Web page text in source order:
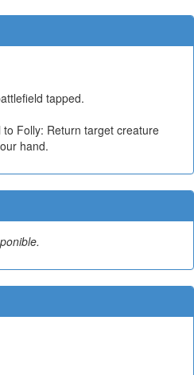
tapped.
Folly: Return target creature
hand.